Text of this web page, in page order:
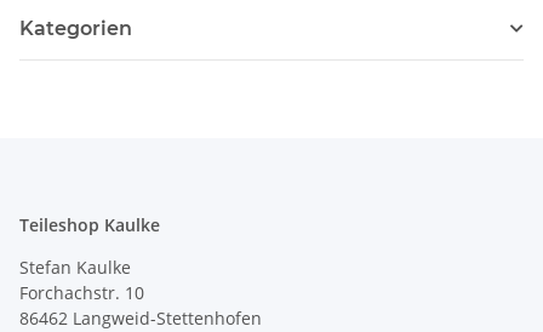
Kategorien
Teileshop Kaulke
Stefan Kaulke
Forchachstr. 10
86462 Langweid-Stettenhofen